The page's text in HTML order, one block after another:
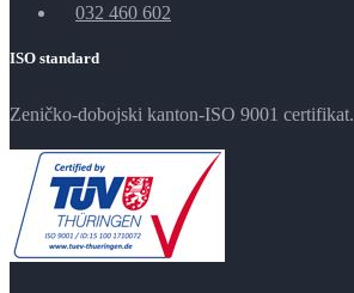
032 460 602
ISO standard
Zeničko-dobojski kanton-ISO 9001 certifikat.